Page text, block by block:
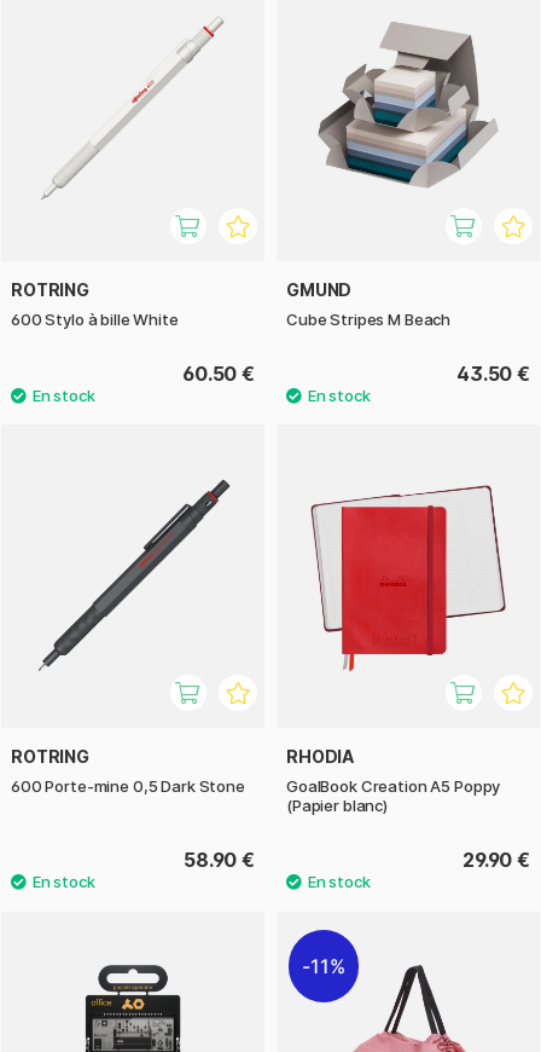
ROTRING
600 Stylo à bille White
60.50 €
GMUND
Cube Stripes M Beach
43.50 €
ROTRING
600 Porte-mine 0,5 Dark Stone
58.90 €
RHODIA
GoalBook Creation A5 Poppy
(Papier blanc)
29.90 €
11%